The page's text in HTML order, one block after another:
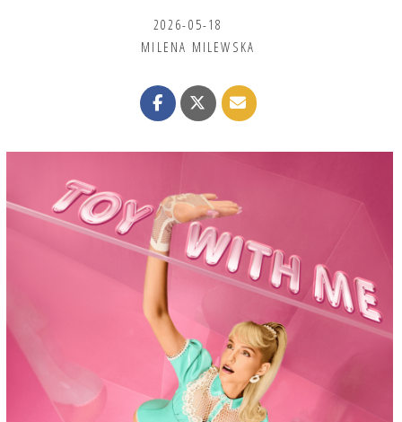
2026-05-18
MILENA MILEWSKA